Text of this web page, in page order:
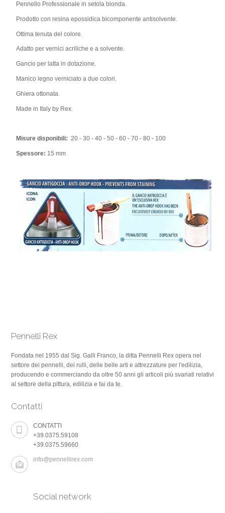
Pennello Professionale in setola bionda.
Prodotto con resina epossidica bicomponente antisolvente.
Ottima tenuta del colore.
Adatto per vernici acriliche e a solvente.
Gancio per latta in dotazione.
Manico legno verniciato a due colori.
Ghiera ottonata.
Made in Italy by Rex.
Misure disponibili: 20 - 30 - 40 - 50 - 60 - 70 - 80 - 100
Spessore: 15 mm
Pennelli Rex
Fondata nel 1955 dal Sig. Galli Franco, la ditta Pennelli Rex opera nel
settore dei pennelli, dei rulli, delle belle arti e attrezzature per l'edilizia,
producendo e commerciando da oltre 50 anni gli articoli più svariati relativi
al settore della pittura, edilizia e fai da te.
Contatti
CONTATTI
+39.0375.59108
+39.0375.59660
info@pennellirex.com
Social network